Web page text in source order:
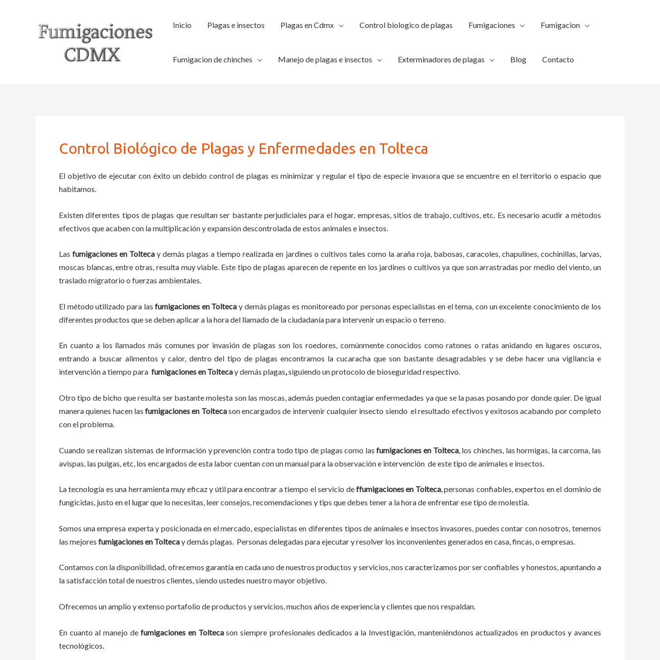
Inicio Plagas e insectos Plagas en Cdmx Control biologico de plagas Fumigaciones Fumigacion
Fumigacion de chinches Manejo de plagas e insectos Exterminadores de plagas Blog Contacto
Control Biológico de Plagas y Enfermedades en Tolteca
El objetivo de ejecutar con éxito un debido control de plagas es minimizar y regular el tipo de especie invasora que se encuentre en el territorio o espacio que
habitamos.
Existen diferentes tipos de plagas que resultan ser bastante perjudiciales para el hogar, empresas, sitios de trabajo, cultivos, etc. Es necesario acudir a métodos
efectivos que acaben con la multiplicación y expansión descontrolada de estos animales e insectos.
Las fumigacionesen Toltecay demás plagas atiempo realizada en jardines o cultivos tales como la araña roja, babosas, caracoles, chapulines, cochinillas, larvas,
moscas blancas, entre otras, resulta muy viable. Este tipo de plagas aparecen de repente en los jardines o cultivos ya que son arrastradas por medio del viento, un
traslado migratorio o fuerzas ambientales.
El método utilizado para las fumigaciones en Tolteca y demás plagas es monitoreado por personas especialistas en el tema, con un excelente conocimiento de los
diferentes productos que se deben aplicar a la hora del llamado de la ciudadanía para intervenir un espacio o terreno.
En cuanto a los llamados más comunes por invasión de plagas son los roedores, comúnmente conocidos como ratones o ratas anidando en lugares oscuros,
entrando a buscar alimentos y calor, dentro del tipo de plagas encontramos la cucaracha que son bastante desagradables y se debe hacer una vigilancia e
intervención a tiempo para fumigacionesen Toltecay demás plagas,siguiendo un protocolo de bioseguridad respectivo.
Otro tipo de bicho que resulta ser bastante molesta son las moscas, además pueden contagiar enfermedades ya que se la pasas posando por donde quier. De igual
manera quienes hacen las fumigacionesen Toltecason encargados de intervenir cualquier insecto siendo el resultado efectivos y exitosos acabando por completo
con el problema.
Cuando se realizan sistemas de información y prevención contra todo tipo de plagas como lasfumigaciones en Tolteca, los chinches, las hormigas, la carcoma, las
avispas, las pulgas, etc, los encargados de esta laborcuentan con un manual para la observación e intervención de este tipo de animales e insectos.
La tecnología es una herramienta muy eficaz y útil para encontrar a tiempo el servicio deffumigaciones en Tolteca, personas confiables, expertos en el dominio de
fungicidas, justo en el lugar que lo necesitas, leer consejos, recomendaciones y tips que debes tener a la hora de enfrentar ese tipo de molestia.
Somos una empresa experta y posicionada en el mercado, especialistas en diferentes tipos de animales e insectos invasores, puedes contar con nosotros, tenemos
las mejores fumigacionesen Toltecay demás plagas. Personas delegadas para ejecutar y resolver los inconvenientes generados en casa, fincas, o empresas.
Contamos con la disponibilidad, ofrecemos garantía en cada uno de nuestros productos y servicios, nos caracterizamos por ser confiables y honestos, apuntando a
la satisfacción total de nuestros clientes, siendo ustedes nuestro mayor objetivo.
Ofrecemos un amplio y extenso portafolio de productos y servicios, muchos años de experiencia y clientes que nos respaldan.
En cuanto al manejo defumigaciones en Tolteca son siempre profesionales dedicados a la Investigación, manteniéndonos actualizados en productos y avances
tecnológicos.